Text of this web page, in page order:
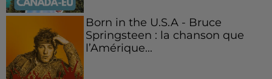
Born in the U.S.A - Bruce
Springsteen : la chanson que
l’Amérique...